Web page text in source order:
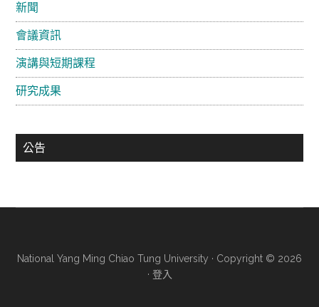
資
訊
欄
新聞
會議資訊
演講與短期課程
研究成果
公告
National Yang Ming Chiao Tung University · Copyright © 2026
· 登入